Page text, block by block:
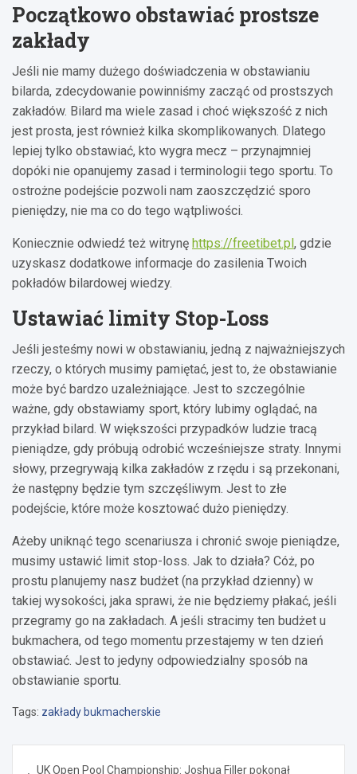
Początkowo obstawiać prostsze
zakłady
Jeśli nie mamy dużego doświadczenia w obstawianiu
bilarda, zdecydowanie powinniśmy zacząć od prostszych
zakładów. Bilard ma wiele zasad i choć większość z nich
jest prosta, jest również kilka skomplikowanych. Dlatego
lepiej tylko obstawiać, kto wygra mecz – przynajmniej
dopóki nie opanujemy zasad i terminologii tego sportu. To
ostrożne podejście pozwoli nam zaoszczędzić sporo
pieniędzy, nie ma co do tego wątpliwości.
Koniecznie odwiedź też witrynę https://freetibet.pl, gdzie
uzyskasz dodatkowe informacje do zasilenia Twoich
pokładów bilardowej wiedzy.
Ustawiać limity Stop-Loss
Jeśli jesteśmy nowi w obstawianiu, jedną z najważniejszych
rzeczy, o których musimy pamiętać, jest to, że obstawianie
może być bardzo uzależniające. Jest to szczególnie
ważne, gdy obstawiamy sport, który lubimy oglądać, na
przykład bilard. W większości przypadków ludzie tracą
pieniądze, gdy próbują odrobić wcześniejsze straty. Innymi
słowy, przegrywają kilka zakładów z rzędu i są przekonani,
że następny będzie tym szczęśliwym. Jest to złe
podejście, które może kosztować dużo pieniędzy.
Ażeby uniknąć tego scenariusza i chronić swoje pieniądze,
musimy ustawić limit stop-loss. Jak to działa? Cóż, po
prostu planujemy nasz budżet (na przykład dzienny) w
takiej wysokości, jaka sprawi, że nie będziemy płakać, jeśli
przegramy go na zakładach. A jeśli stracimy ten budżet u
bukmachera, od tego momentu przestajemy w ten dzień
obstawiać. Jest to jedyny odpowiedzialny sposób na
obstawianie sportu.
Tags: zakłady bukmacherskie
UK Open Pool Championship: Joshua Filler pokonał